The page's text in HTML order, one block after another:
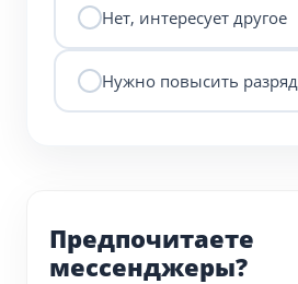
Нет, интересует другое
Нужно повысить разряд
Предпочитаете
мессенджеры?